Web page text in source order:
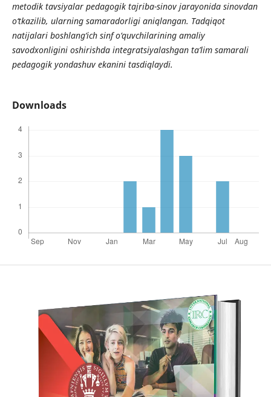
metodik tavsiyalar pedagogik tajriba-sinov jarayonida sinovdan
o‘tkazilib, ularning samaradorligi aniqlangan. Tadqiqot
natijalari boshlang‘ich sinf o‘quvchilarining amaliy
savodxonligini oshirishda integratsiyalashgan ta’lim samarali
pedagogik yondashuv ekanini tasdiqlaydi.
Downloads